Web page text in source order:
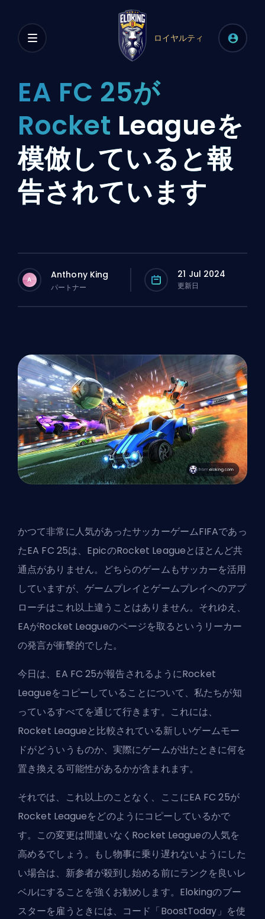
ロイヤルティ
EA FC 25が
Rocket Leagueを
模倣していると報
告されています
A Anthony King
パートナー
21 Jul 2024
更新日
かつて非常に人気があったサッカーゲームFIFAであっ
たEA FC 25は、EpicのRocket Leagueとほとんど共
通点がありません。どちらのゲームもサッカーを活用
していますが、ゲームプレイとゲームプレイへのアプ
ローチはこれ以上違うことはありません。それゆえ、
EAがRocket Leagueのページを取るというリーカー
の発言が衝撃的でした。
今日は、EA FC 25が報告されるようにRocket
Leagueをコピーしていることについて、私たちが知
っているすべてを通じて行きます。これには、
Rocket Leagueと比較されている新しいゲームモー
ドがどういうものか、実際にゲームが出たときに何を
置き換える可能性があるかが含まれます。
それでは、これ以上のことなく、ここにEA FC 25が
Rocket Leagueをどのようにコピーしているかで
す。この変更は間違いなくRocket Leagueの人気を
高めるでしょう。もし物事に乗り遅れないようにした
い場合は、新参者が殺到し始める前にランクを良いレ
ベルにすることを強くお勧めします。 Elokingのブー
スターを雇うときには、コード「BoostToday」を使